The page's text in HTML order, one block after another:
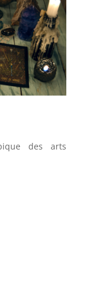
des arts